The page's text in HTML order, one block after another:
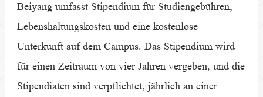
Beiyang umfasst Stipendium für Studiengebühren,
Lebenshaltungskosten und eine kostenlose
Unterkunft auf dem Campus. Das Stipendium wird
für einen Zeitraum von vier Jahren vergeben, und die
Stipendiaten sind verpflichtet, jährlich an einer